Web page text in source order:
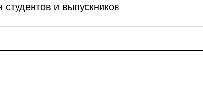
студентов и выпускников